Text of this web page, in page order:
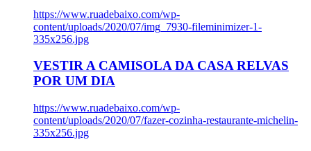
https://www.ruadebaixo.com/wp-
content/uploads/2020/07/img_7930-fileminimizer-1-
335x256.jpg
VESTIR A CAMISOLA DA CASA RELVAS
POR UM DIA
https://www.ruadebaixo.com/wp-
content/uploads/2020/07/fazer-cozinha-restaurante-michelin-
335x256.jpg